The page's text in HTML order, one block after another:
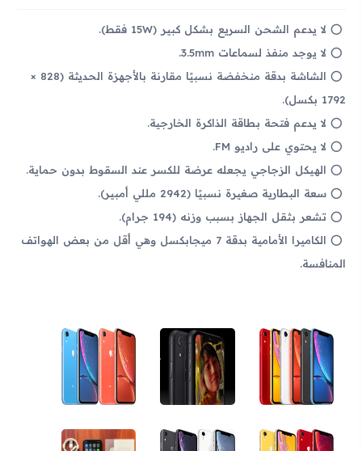
لا يدعم الشحن السريع بشكل كبير (15W فقط).
لا يوجد منفذ لسماعات 3.5mm.
الشاشة بدقة منخفضة نسبيًا مقارنة بالأجهزة الحديثة (828 ×
1792 بكسل).
لا يدعم فتحة بطاقة الذاكرة الخارجية.
لا يحتوي على راديو FM.
الهيكل الزجاجي يجعله عرضة للكسر عند السقوط بدون حماية.
سعة البطارية صغيرة نسبيًا (2942 مللي أمبير).
تشعر بثقل الجهاز بسبب وزنه (194 جرام).
الكاميرا الأمامية بدقة 7 ميجابكسل وهي أقل من بعض الهواتف
المنافسة.